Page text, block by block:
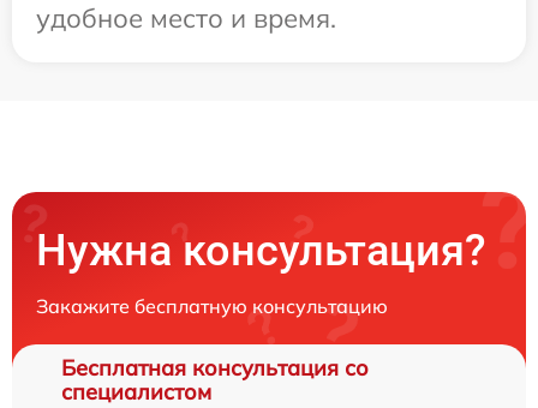
удобное место и время.
Нужна консультация?
Закажите бесплатную консультацию
Бесплатная консультация со
специалистом